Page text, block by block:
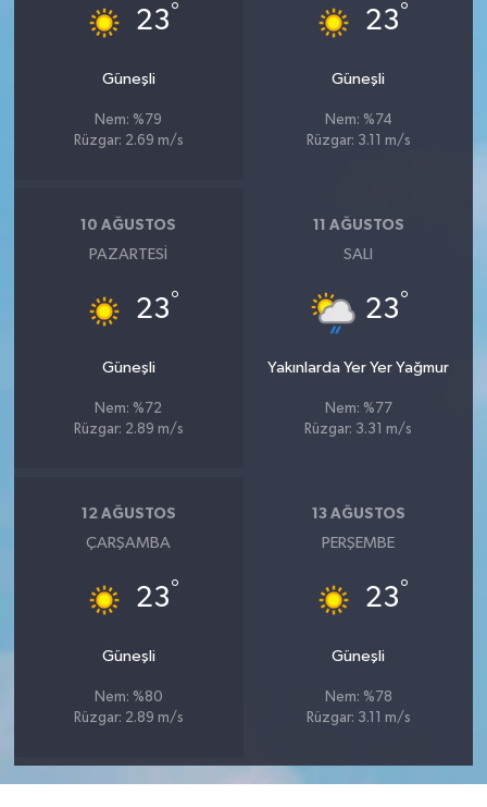
23°
Güneşli
Nem: %79
Rüzgar: 2.69 m/s
23°
Güneşli
Nem: %74
Rüzgar: 3.11 m/s
10 AĞUSTOS
PAZARTESI
23°
Güneşli
Nem: %72
Rüzgar: 2.89 m/s
11 AĞUSTOS
SALI
23°
Yakınlarda Yer Yer Yağmur
Nem: %77
Rüzgar: 3.31 m/s
12 AĞUSTOS
ÇARŞAMBA
23°
Güneşli
Nem: %80
Rüzgar: 2.89 m/s
13 AĞUSTOS
PERŞEMBE
23°
Güneşli
Nem: %78
Rüzgar: 3.11 m/s